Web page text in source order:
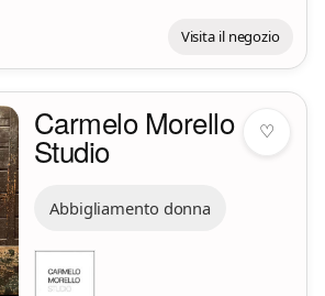
Visita il negozio
♡
Carmelo Morello
Studio
Abbigliamento donna